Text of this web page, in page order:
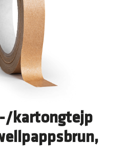
kartongtejp